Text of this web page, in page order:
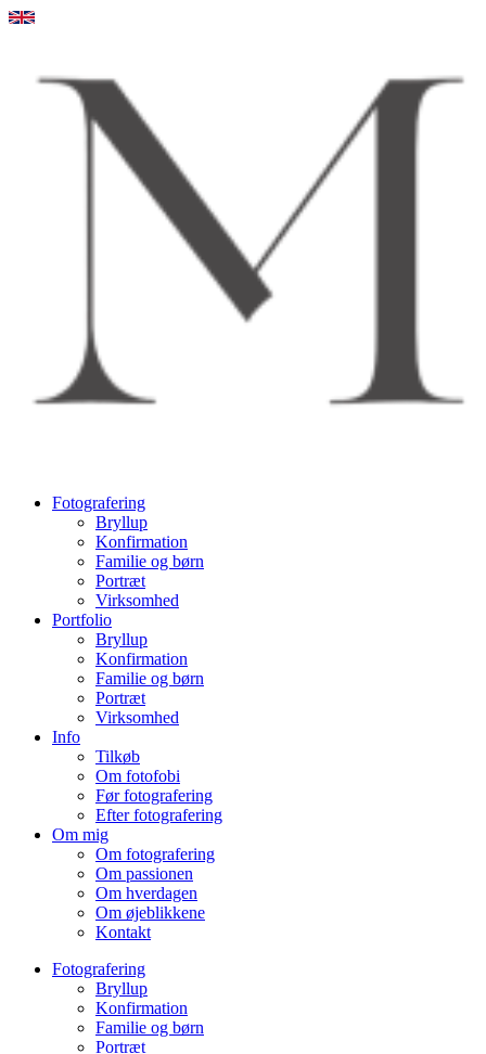
Videre
Fotografering
Bryllup
Konfirmation
Familie og børn
Portræt
Virksomhed
Portfolio
Bryllup
Konfirmation
Familie og børn
Portræt
Virksomhed
Info
Tilkøb
Om fotofobi
Før fotografering
Efter fotografering
Om mig
Om fotografering
Om passionen
Om hverdagen
Om øjeblikkene
Kontakt
Fotografering
Bryllup
Konfirmation
Familie og børn
Portræt